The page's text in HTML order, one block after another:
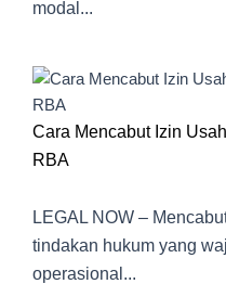
modal...
Cara Mencabut Izin
RBA
LEGAL NOW –
tindakan hukum yang
operasional...